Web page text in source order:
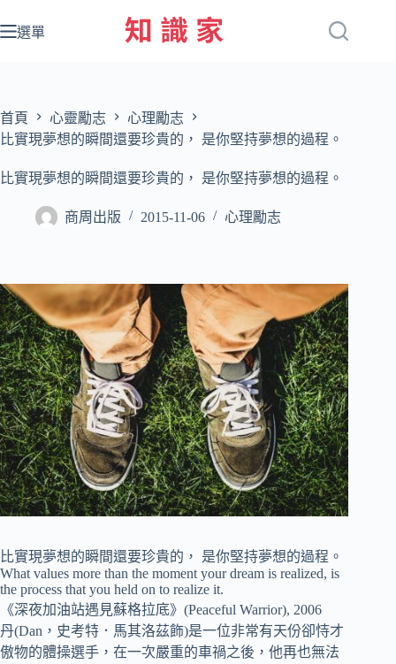
至
容
選單
首頁 心靈勵志
心理勵志
比實現夢想的瞬間還要珍貴的， 是你堅持夢想的過程。
比實現夢想的瞬間還要珍貴的， 是你堅持夢想的過程。
商周出版 2015-11-06 心理勵志
比實現夢想的瞬間還要珍貴的， 是你堅持夢想的過程。
What values more than the moment your dream is realized, is
the process that you held on to realize it.
《深夜加油站遇見蘇格拉底》(Peaceful Warrior), 2006
丹(Dan，史考特．馬其洛茲飾)是一位非常有天份卻恃才
傲物的體操選手，在一次嚴重的車禍之後，他再也無法